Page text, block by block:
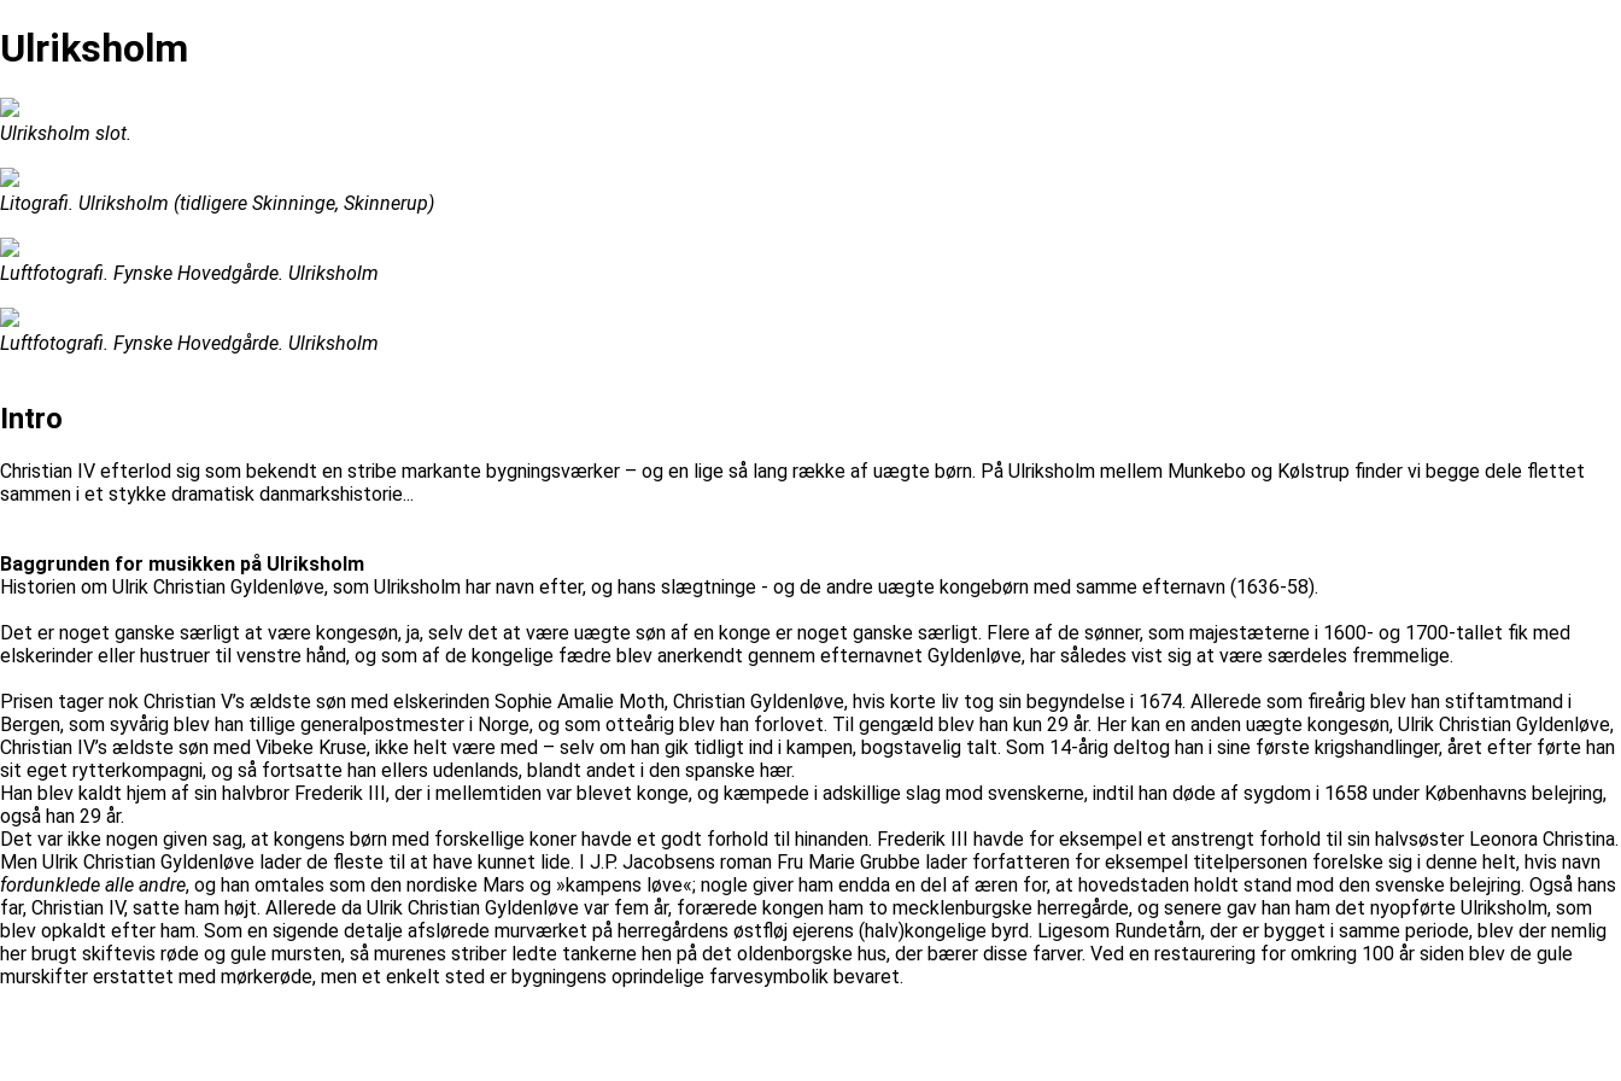
Ulriksholm
Ulriksholm slot.
Litografi. Ulriksholm (tidligere Skinninge, Skinnerup)
Luftfotografi. Fynske Hovedgårde. Ulriksholm
Luftfotografi. Fynske Hovedgårde. Ulriksholm
Intro
Christian IV efterlod sig som bekendt en stribe markante bygningsværker – og en lige så lang række af uægte børn. På Ulriksholm mellem Munkebo og Kølstrup finder vi begge dele flettet
sammen i et stykke dramatisk danmarkshistorie...
Baggrunden for musikken på Ulriksholm
Historien om Ulrik Christian Gyldenløve, som Ulriksholm har navn efter, og hans slægtninge - og de andre uægte kongebørn med samme efternavn (1636-58).
Det er noget ganske særligt at være kongesøn, ja, selv det at være uægte søn af en konge er noget ganske særligt. Flere af de sønner, som majestæterne i 1600- og 1700-tallet fik med
elskerinder eller hustruer til venstre hånd, og som af de kongelige fædre blev anerkendt gennem efternavnet Gyldenløve, har således vist sig at være særdeles fremmelige.
Prisen tager nok Christian V’s ældste søn med elskerinden Sophie Amalie Moth, Christian Gyldenløve, hvis korte liv tog sin begyndelse i 1674. Allerede som fireårig blev han stiftamtmand i
Bergen, som syvårig blev han tillige generalpostmester i Norge, og som otteårig blev han forlovet. Til gengæld blev han kun 29 år. Her kan en anden uægte kongesøn, Ulrik Christian Gyldenløve,
Christian IV’s ældste søn med Vibeke Kruse, ikke helt være med – selv om han gik tidligt ind i kampen, bogstavelig talt. Som 14-årig deltog han i sine første krigshandlinger, året efter førte han
sit eget rytterkompagni, og så fortsatte han ellers udenlands, blandt andet i den spanske hær.
Han blev kaldt hjem af sin halvbror Frederik III, der i mellemtiden var blevet konge, og kæmpede i adskillige slag mod svenskerne, indtil han døde af sygdom i 1658 under Københavns belejring,
også han 29 år.
Det var ikke nogen given sag, at kongens børn med forskellige koner havde et godt forhold til hinanden. Frederik III havde for eksempel et anstrengt forhold til sin halvsøster Leonora Christina.
Men Ulrik Christian Gyldenløve lader de fleste til at have kunnet lide. I J.P. Jacobsens roman Fru Marie Grubbe lader forfatteren for eksempel titelpersonen forelske sig i denne helt, hvis navn
fordunklede alle andre, og han omtales som den nordiske Mars og »kampens løve«; nogle giver ham endda en del af æren for, at hovedstaden holdt stand mod den svenske belejring. Også hans
far, Christian IV, satte ham højt. Allerede da Ulrik Christian Gyldenløve var fem år, forærede kongen ham to mecklenburgske herregårde, og senere gav han ham det nyopførte Ulriksholm, som
blev opkaldt efter ham. Som en sigende detalje afslørede murværket på herregårdens østfløj ejerens (halv)kongelige byrd. Ligesom Rundetårn, der er bygget i samme periode, blev der nemlig
her brugt skiftevis røde og gule mursten, så murenes striber ledte tankerne hen på det oldenborgske hus, der bærer disse farver. Ved en restaurering for omkring 100 år siden blev de gule
murskifter erstattet med mørkerøde, men et enkelt sted er bygningens oprindelige farvesymbolik bevaret.